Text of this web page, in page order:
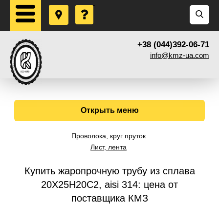
+38 (044)392-06-71
info@kmz-ua.com
Открыть меню
Проволока, круг пруток
Лист, лента
Купить жаропрочную трубу из сплава
20Х25Н20С2, aisi 314: цена от
поставщика КМЗ